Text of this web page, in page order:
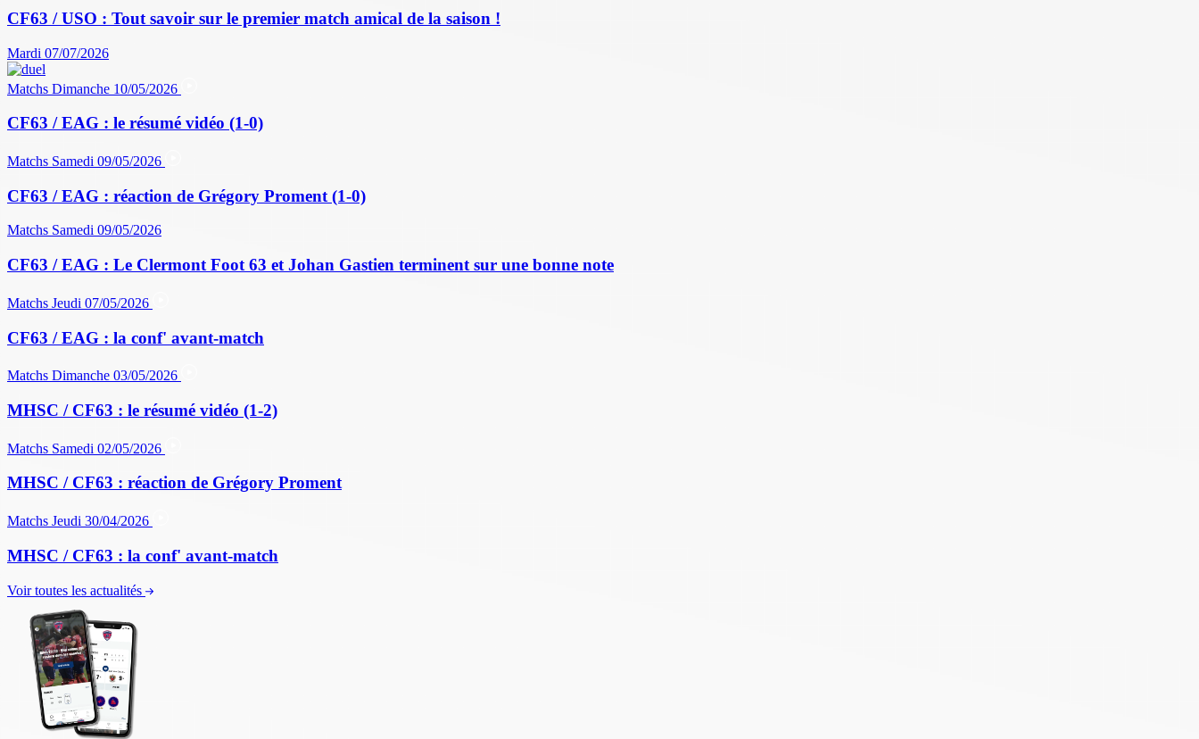
CF63 / USO : Tout savoir sur le premier match amical de la saison !
Mardi 07/07/2026
Matchs Dimanche 10/05/2026
CF63 / EAG : le résumé vidéo (1-0)
Matchs Samedi 09/05/2026
CF63 / EAG : réaction de Grégory Proment (1-0)
Matchs Samedi 09/05/2026
CF63 / EAG : Le Clermont Foot 63 et Johan Gastien terminent sur une bonne note
Matchs Jeudi 07/05/2026
CF63 / EAG : la conf' avant-match
Matchs Dimanche 03/05/2026
MHSC / CF63 : le résumé vidéo (1-2)
Matchs Samedi 02/05/2026
MHSC / CF63 : réaction de Grégory Proment
Matchs Jeudi 30/04/2026
MHSC / CF63 : la conf' avant-match
Voir toutes les actualités